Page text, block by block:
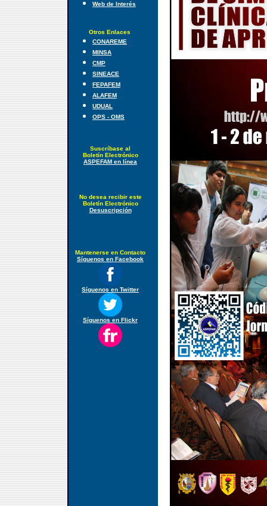
Web de Interés
Otros Enlaces
CONAREME
MINSA
CMP
SINEACE
FEPAFEM
ALAFEM
UDUAL
OPS - OMS
Suscríbase al
Boletín Electrónico
ASPEFAM en línea
No desea recibir este
Boletín Electrónico
Desuscripción
Mantenerse en Contacto
Síguenos en Facebook
Síguenos en Twitter
Síguenos en Flickr